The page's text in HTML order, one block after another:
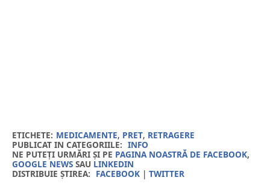
ETICHETE: MEDICAMENTE, PRET, RETRAGERE
PUBLICAT IN CATEGORIILE: INFO
NE PUTEȚI URMĂRI ȘI PE PAGINA NOASTRĂ DE FACEBOOK,
GOOGLE NEWSSAU LINKEDIN
DISTRIBUIE ȘTIREA: FACEBOOK| TWITTER